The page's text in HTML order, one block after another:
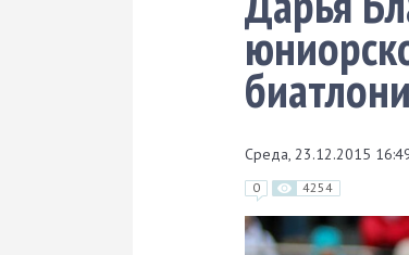
Среда, 23.12.2015
0 4254